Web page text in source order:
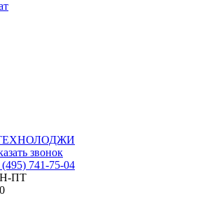
звонок
741-75-04
ПТ